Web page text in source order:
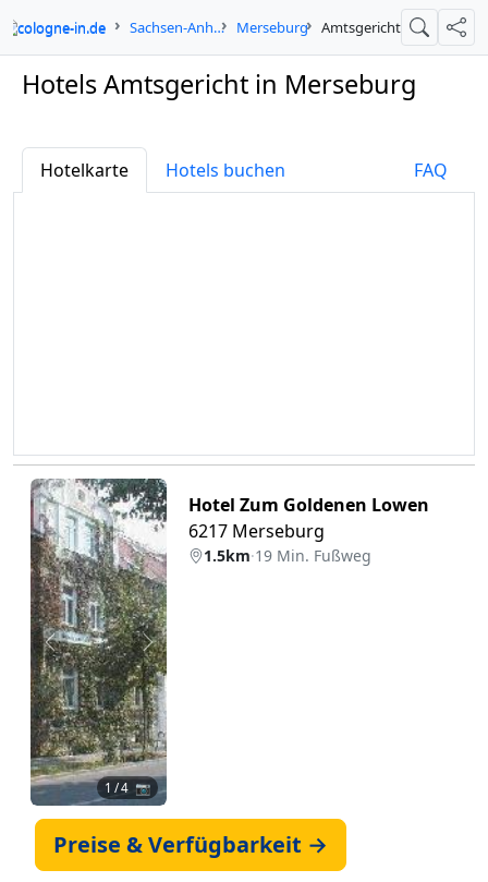
cologne-in.de Sachsen-Anhalt Merseburg Amtsgericht Suche
Hotels Amtsgericht in Merseburg
Hotelkarte Hotels buchen FAQ
Zurück Weiter
1 / 4 📷
Hotel Zum Goldenen Lowen
6217 Merseburg
1.5km·19 Min. Fußweg
Preise & Verfügbarkeit →